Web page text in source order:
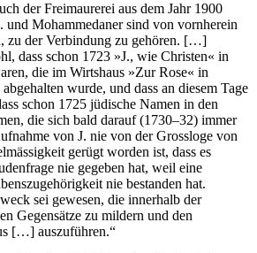
der Freimaurerei aus dem Jahr 1900
und Mohammedaner sind von vornherein
zu der Verbindung zu gehören. […]
dass schon 1723 »J., wie Christen« in
die im Wirtshaus »Zur Rose« in
wurde, und dass an diesem Tage
schon 1725 jüdische Namen in den
die sich bald darauf (1730–32) immer
von J. nie von der Grossloge von
gerügt worden ist, dass es
nie gegeben hat, weil eine
nie bestanden hat.
sei gewesen, die innerhalb der
Gegensätze zu mildern und den
[…] auszuführen.“